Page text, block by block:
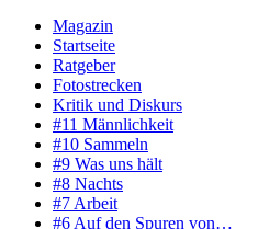
Magazin
Startseite
Ratgeber
Fotostrecken
Kritik und Diskurs
#11 Männlichkeit
#10 Sammeln
#9 Was uns hält
#8 Nachts
#7 Arbeit
#6 Auf den Spuren von…